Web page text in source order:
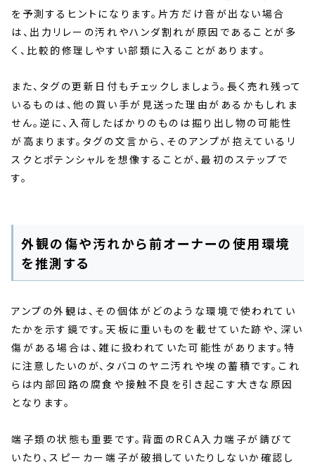
を予測するヒントになります。片方だけ音が出ない場合
は、出力リレーの汚れやハンダ割れが原因であることが多
く、比較的修理しやすい部類に入ることがあります。
また、タグの更新日付もチェックしましょう。長く売れ残って
いるものは、他の買い手が見送った理由があるかもしれま
せん。逆に、入荷したばかりのものは掘り出し物の可能性
が高まります。タグの文言から、そのアンプが抱えているリ
スクとポテンシャルを想像することが、最初のステップで
す。
外観の傷や汚れから前オーナーの使用環境
を推測する
アンプの外観は、その個体がどのような環境で使われてい
たかを示す鏡です。天板に重いものを載せていた跡や、深い
傷がある場合は、雑に扱われていた可能性があります。特
に注意したいのが、タバコのヤニ汚れや埃の蓄積です。これ
らは内部回路の腐食や接触不良を引き起こす大きな原因
となります。
端子類の状態も重要です。背面のRCA入力端子が錆びて
いたり、スピーカー端子が破損していたりしないか確認し